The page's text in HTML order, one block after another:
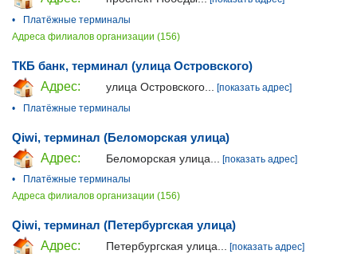
•
Платёжные терминалы
Адреса филиалов организации (156)
ТКБ банк, терминал (улица Островского)
Адрес:
улица Островского...
[показать адрес]
•
Платёжные терминалы
Qiwi, терминал (Беломорская улица)
Адрес:
Беломорская улица...
[показать адрес]
•
Платёжные терминалы
Адреса филиалов организации (156)
Qiwi, терминал (Петербургская улица)
Адрес:
Петербургская улица... [показать адрес]